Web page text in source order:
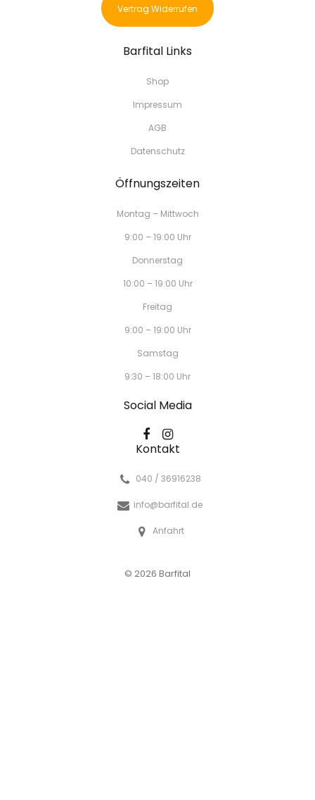
Vertrag Widerrufen
Barfital Links
Shop
Impressum
AGB
Datenschutz
Öffnungszeiten
Montag – Mittwoch
9:00 – 19:00 Uhr
Donnerstag
10:00 – 19:00 Uhr
Freitag
9:00 – 19:00 Uhr
Samstag
9:30 – 18:00 Uhr
Social Media
Kontakt
040 / 36916238
info@barfital.de
Anfahrt
© 2026 Barfital